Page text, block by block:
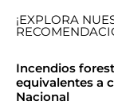
¡EXPLORA
​​​​Incendios
equivalentes a
Nacional